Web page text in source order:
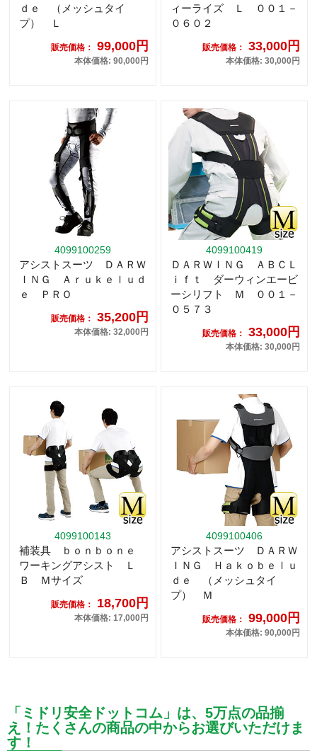
ｄｅ （メッシュタイ
プ） Ｌ
販売価格： 99,000円
本体価格: 90,000円
ィーライズ Ｌ ００１－
０６０２
販売価格： 33,000円
本体価格: 30,000円
4099100259
アシストスーツ ＤＡＲＷ
ＩＮＧ Ａｒｕｋｅｌｕｄ
ｅ ＰＲＯ
販売価格： 35,200円
本体価格: 32,000円
4099100419
ＤＡＲＷＩＮＧ ＡＢＣＬ
ｉｆｔ ダーウィンエービ
ーシリフト Ｍ ００１－
０５７３
販売価格： 33,000円
本体価格: 30,000円
4099100143
補装具 ｂｏｎｂｏｎｅ
ワーキングアシスト Ｌ
Ｂ Ｍサイズ
販売価格： 18,700円
本体価格: 17,000円
4099100406
アシストスーツ ＤＡＲＷ
ＩＮＧ Ｈａｋｏｂｅｌｕ
ｄｅ （メッシュタイ
プ） Ｍ
販売価格： 99,000円
本体価格: 90,000円
「ミドリ安全ドットコム」は、5万点の品揃
え！たくさんの商品の中からお選びいただけま
す！